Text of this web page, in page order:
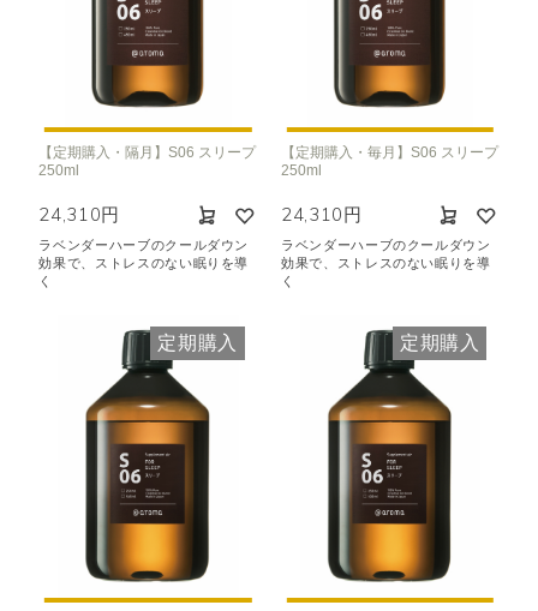
【定期購入・隔月】S06 スリープ
250ml
24,310円
ラベンダーハーブのクールダウン
効果で、ストレスのない眠りを導
く
【定期購入・毎月】S06 スリープ
250ml
24,310円
ラベンダーハーブのクールダウン
効果で、ストレスのない眠りを導
く
定期購入 定期購入